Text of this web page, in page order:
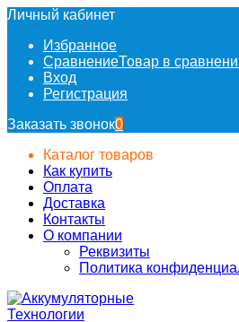
Личный кабинет
Избранное
СравнениеТовар в
Вход
Регистрация
Заказать звонок0
Каталог товаров
Как купить
Оплата
Доставка
Контакты
О компании
Реквизиты
Политика